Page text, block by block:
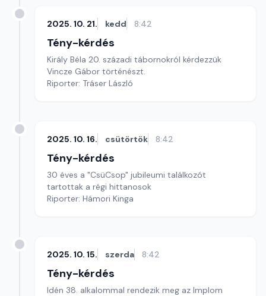
2025. 10. 21. kedd 8:42
Tény-kérdés
Király Béla 20. századi tábornokról kérdezzük
Vincze Gábor történészt.
Riporter: Tráser László
2025. 10. 16. csütörtök 8:42
Tény-kérdés
30 éves a "CsüCsop" jubileumi találkozót
tartottak a régi hittanosok
Riporter: Hámori Kinga
2025. 10. 15. szerda 8:42
Tény-kérdés
Idén 38. alkalommal rendezik meg az Implom